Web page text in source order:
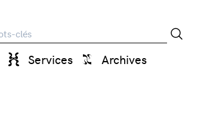
Services
Archives